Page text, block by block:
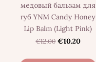
медовый бальзам для
губ YNM Candy Honey
Lip Balm (Light Pink)
€12.00 €10.20